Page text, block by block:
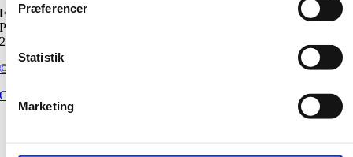
Præferencer
Statistik
Marketing
FB Gruppen A/S
Paradisæblevej 4, 5. sal
2500 Valby
©
Cookiepolitik